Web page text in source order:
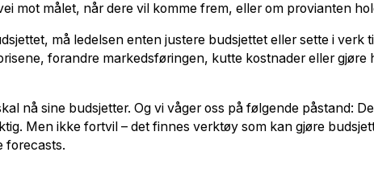
mot målet, når dere vil komme frem, eller om provianten
må ledelsen enten justere budsjettet eller sette i verk
forandre markedsføringen, kutte kostnader eller gjøre
nå sine budsjetter. Og vi våger oss på følgende påstand:
Men ikke fortvil – det finnes verktøy som kan gjøre
forecasts.